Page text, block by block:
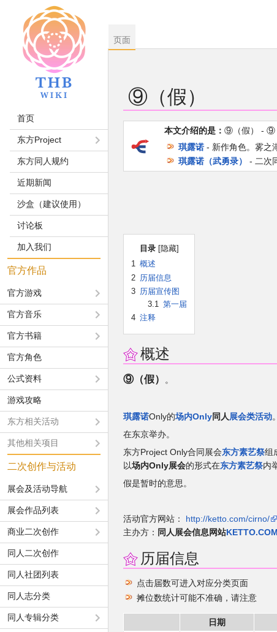
⑨（假）
本文介绍的是：⑨（假） - ⑨
琪露诺- 新作角色。雾之
琪露诺（武勇录）
- 二次
目录
1 概述
2 历届信息
3 历届宣传图
3.1 第一届
4 注释
概述
⑨（假） 。
琪露诺Only的场内Only同人展会类活动。
在东京举办。
东方Project Only合同展会东方素艺祭组
以场内Only展会的形式在东方素艺祭内
假是暂时的意思。
活动官方网站： http://ketto.com/cirno/
主办方： 同人展会信息网站KETTO.COM
历届信息
点击届数可进入对应分类页面
摊位数统计可能不准确，请注意
日期
页面
首页
东方Project
东方同人规约
近期新闻
沙盒（建议使用）
讨论板
加入我们
官方作品
官方游戏
官方音乐
官方书籍
官方角色
公式资料
游戏攻略
东方相关活动
其他相关项目
二次创作与活动
展会及活动导航
展会作品列表
商业二次创作
同人二次创作
同人社团列表
同人志分类
同人专辑分类